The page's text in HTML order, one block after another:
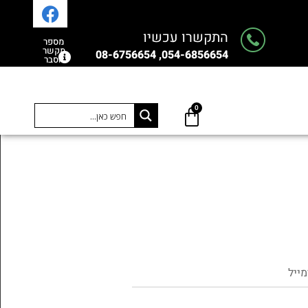
התקשרו עכשיו
054-6856654, 08-6756654
מספר
מקשר
הסבר
0